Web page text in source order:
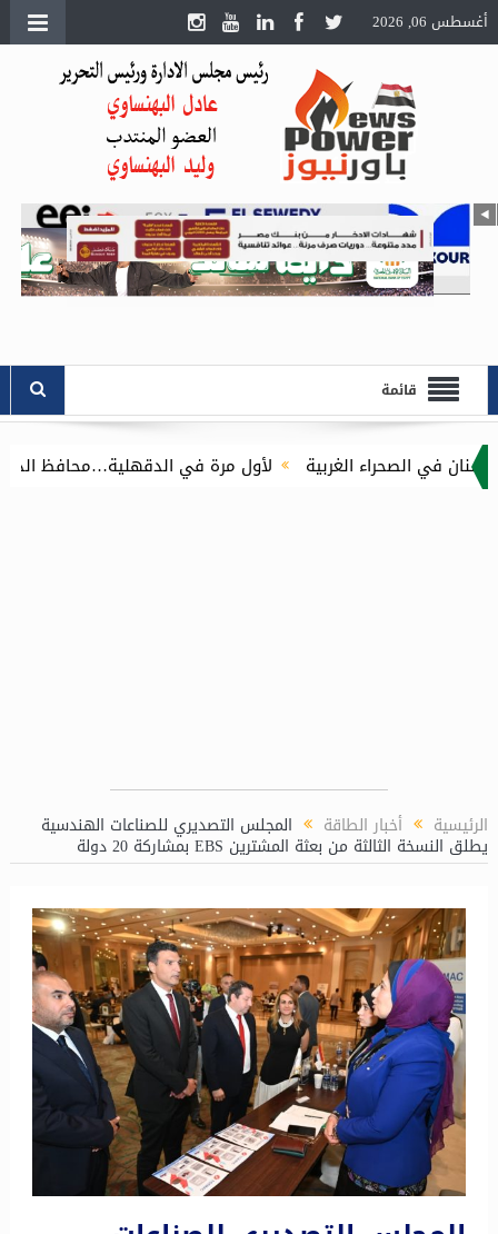
أغسطس 06, 2026
قائمة
الغربية
لأول مرة في الدقهلية…محافظ الدقهلية يُطلق مبادرة توصيل أسطوانات
الرئيسية أخبار الطاقة المجلس التصديري للصناعات الهندسية
يطلق النسخة الثالثة من بعثة المشترين EBS بمشاركة 20 دولة